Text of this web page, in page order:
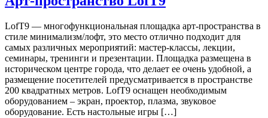
LofT9 — многофункциональная площадка арт-пространства в
стиле минимализм/лофт, это место отлично подходит для
самых различных мероприятий: мастер-классы, лекции,
семинары, тренинги и презентации. Площадка размещена в
историческом центре города, что делает ее очень удобной, а
размещение посетителей предусматривается в пространстве
200 квадратных метров. LofT9 оснащен необходимым
оборудованием – экран, проектор, плазма, звуковое
оборудование. Есть настольные игры […]